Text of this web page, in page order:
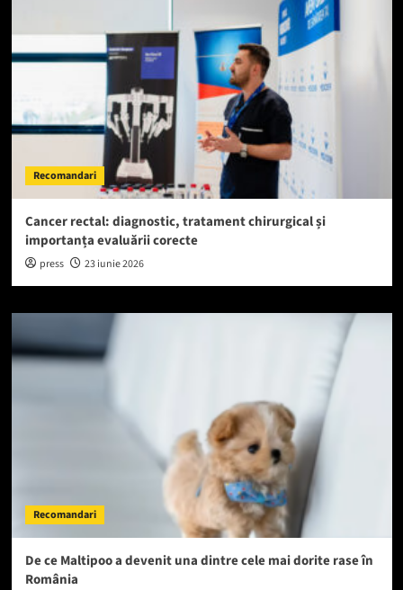
Recomandari
Cancer rectal: diagnostic, tratament chirurgical și
importanța evaluării corecte
press 23 iunie 2026
Recomandari
De ce Maltipoo a devenit una dintre cele mai dorite rase în
România